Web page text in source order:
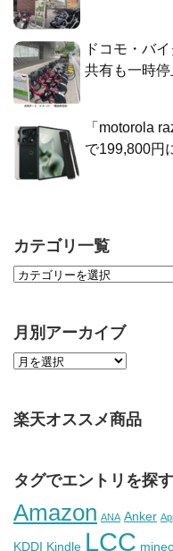
ドコモ・バ
共有も一時停
「motorola
で199,800円
カテゴリ一覧
月別アーカイブ
楽天オススメ商品
タグでエントリを探す
Amazon ANA Anker
KDDI Kindle LCC